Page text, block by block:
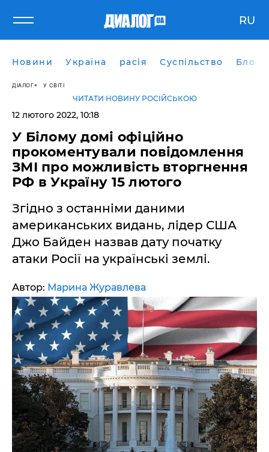
RU
Новини Україна расія Суспільство Блоги
ДІАЛОГ У СВІТІ
ЧИТАТИ НОВИНУ РОСІЙСЬКОЮ
12 лютого 2022, 10:18
У Білому домі офіційно
прокоментували повідомлення
ЗМІ про можливість вторгнення
РФ в Україну 15 лютого
Згідно з останніми даними
американських видань, лідер США
Джо Байден назвав дату початку
атаки Росії на українські землі.
Автор: Марина Журавлева